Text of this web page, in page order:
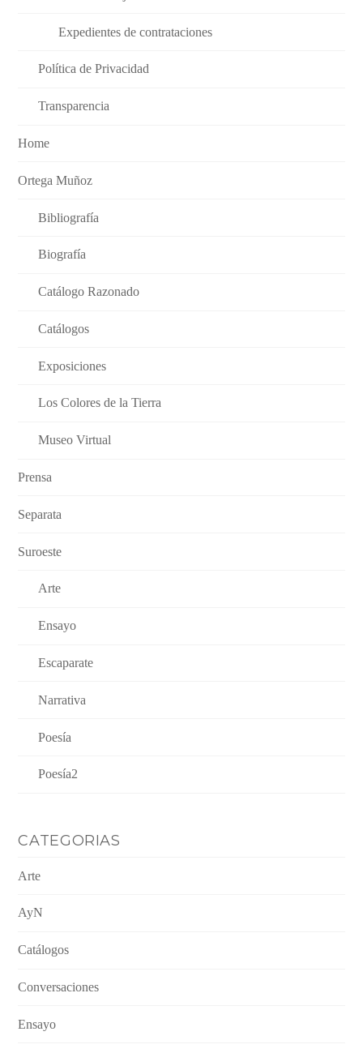
Expedientes de contrataciones
Política de Privacidad
Transparencia
Home
Ortega Muñoz
Bibliografía
Biografía
Catálogo Razonado
Catálogos
Exposiciones
Los Colores de la Tierra
Museo Virtual
Prensa
Separata
Suroeste
Arte
Ensayo
Escaparate
Narrativa
Poesía
Poesía2
CATEGORIAS
Arte
AyN
Catálogos
Conversaciones
Ensayo